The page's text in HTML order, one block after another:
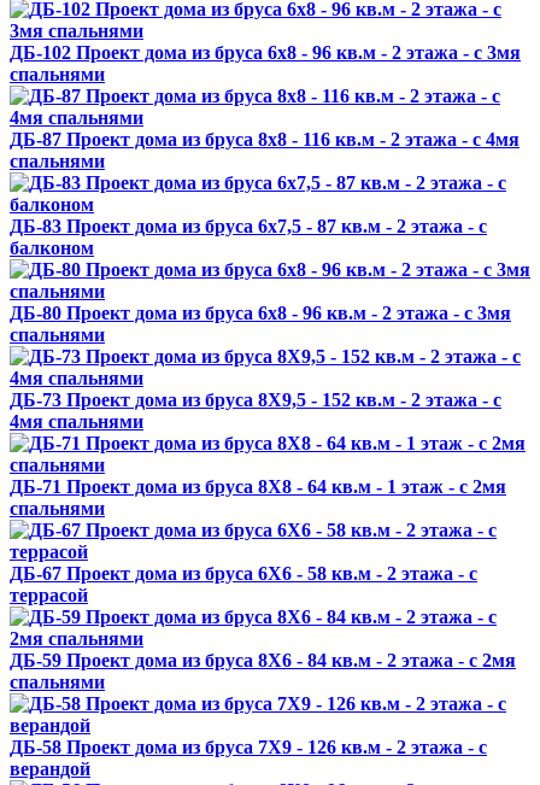
ДБ-102 Проект дома из бруса 6х8 - 96 кв.м - 2 этажа - с 3мя
спальнями
ДБ-87 Проект дома из бруса 8х8 - 116 кв.м - 2 этажа - с 4мя
спальнями
ДБ-83 Проект дома из бруса 6х7,5 - 87 кв.м - 2 этажа - с
балконом
ДБ-80 Проект дома из бруса 6х8 - 96 кв.м - 2 этажа - с 3мя
спальнями
ДБ-73 Проект дома из бруса 8X9,5 - 152 кв.м - 2 этажа - с
4мя спальнями
ДБ-71 Проект дома из бруса 8X8 - 64 кв.м - 1 этаж - с 2мя
спальнями
ДБ-67 Проект дома из бруса 6X6 - 58 кв.м - 2 этажа - с
террасой
ДБ-59 Проект дома из бруса 8X6 - 84 кв.м - 2 этажа - с 2мя
спальнями
ДБ-58 Проект дома из бруса 7X9 - 126 кв.м - 2 этажа - с
верандой